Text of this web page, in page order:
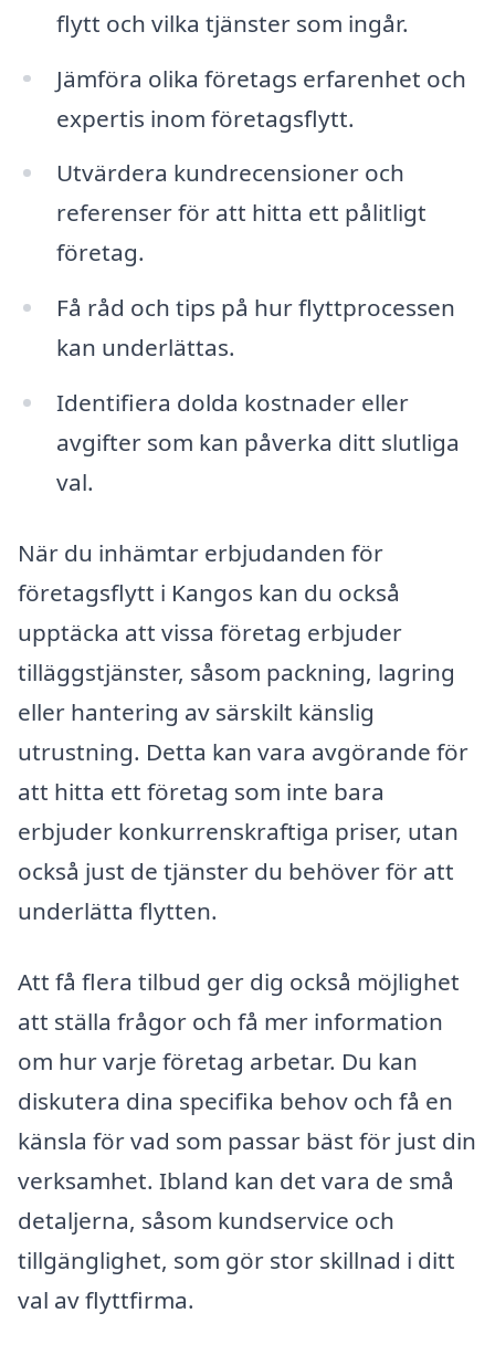
flytt och vilka tjänster som ingår.
Jämföra olika företags erfarenhet och
expertis inom företagsflytt.
Utvärdera kundrecensioner och
referenser för att hitta ett pålitligt
företag.
Få råd och tips på hur flyttprocessen
kan underlättas.
Identifiera dolda kostnader eller
avgifter som kan påverka ditt slutliga
val.
När du inhämtar erbjudanden för
företagsflytt i Kangos kan du också
upptäcka att vissa företag erbjuder
tilläggstjänster, såsom packning, lagring
eller hantering av särskilt känslig
utrustning. Detta kan vara avgörande för
att hitta ett företag som inte bara
erbjuder konkurrenskraftiga priser, utan
också just de tjänster du behöver för att
underlätta flytten.
Att få flera tilbud ger dig också möjlighet
att ställa frågor och få mer information
om hur varje företag arbetar. Du kan
diskutera dina specifika behov och få en
känsla för vad som passar bäst för just din
verksamhet. Ibland kan det vara de små
detaljerna, såsom kundservice och
tillgänglighet, som gör stor skillnad i ditt
val av flyttfirma.